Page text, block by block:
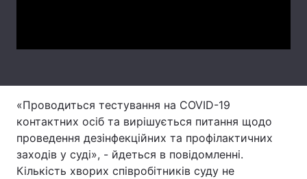
Архів Вакансії
Контакти
Послуги
«Проводиться тестування на COVID-19
контактних осіб та вирішується питання щодо
проведення дезінфекційних та профілактичних
заходів у суді», - йдеться в повідомленні.
Кількість хворих співробітників суду не